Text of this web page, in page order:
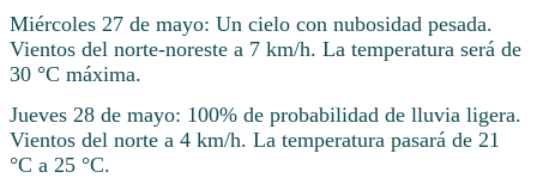
Miércoles 27 de mayo: Un cielo con nubosidad pesada.
Vientos del norte-noreste a 7 km/h. La temperatura será de
30 °C máxima.
Jueves 28 de mayo: 100% de probabilidad de lluvia ligera.
Vientos del norte a 4 km/h. La temperatura pasará de 21
°C a 25 °C.